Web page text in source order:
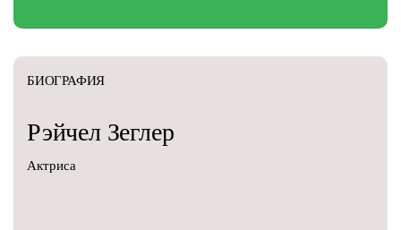
БИОГРАФИЯ
Рэйчел Зеглер
Актриса